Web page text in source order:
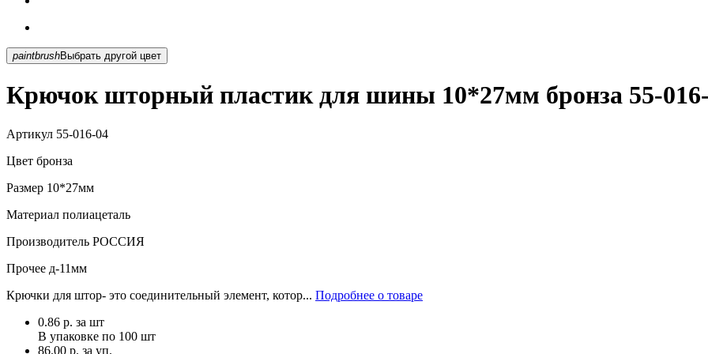
paintbrush Выбрать другой цвет
Крючок шторный пластик для шины 10*27мм бронза 55-
Артикул 55-016-04
Цвет бронза
Размер 10*27мм
Материал полиацеталь
Производитель РОССИЯ
Прочее д-11мм
Крючки для штор- это соединительный элемент, котор... Подробнее о товаре
0.86 р. за шт
В упаковке по 100 шт
86.00 р. за уп.